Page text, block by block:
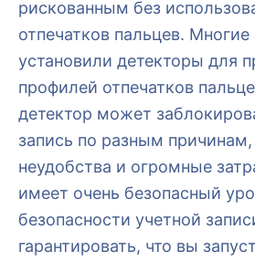
рискованным без
отпечатков пальцев.
установили детекторы для
профилей отпечатков
детектор может
запись по разным
неудобства и огромные
имеет очень безопасный
безопасности учетной
гарантировать, что вы